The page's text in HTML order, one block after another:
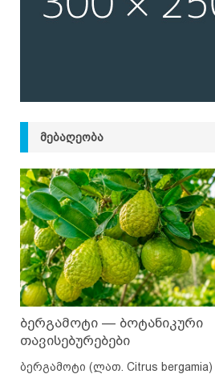
ᲛᲔᲑᲐᲦᲔᲝᲑᲐ
ბერგამოტი — ბოტანიკური
თავისებურებები
ბერგამოტი (ლათ. Citrus bergamia)